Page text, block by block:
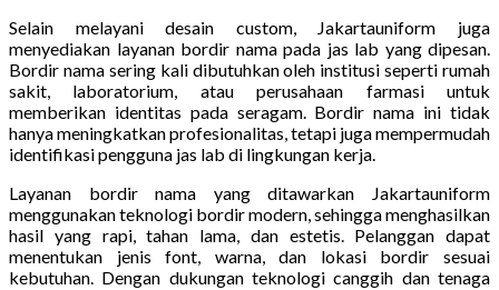
Selain melayani desain custom, Jakartauniform juga
menyediakan layanan bordir nama pada jas lab yang dipesan.
Bordir nama sering kali dibutuhkan oleh institusi seperti rumah
sakit, laboratorium, atau perusahaan farmasi untuk
memberikan identitas pada seragam. Bordir nama ini tidak
hanya meningkatkan profesionalitas, tetapi juga mempermudah
identifikasi pengguna jas lab di lingkungan kerja.
Layanan bordir nama yang ditawarkan Jakartauniform
menggunakan teknologi bordir modern, sehingga menghasilkan
hasil yang rapi, tahan lama, dan estetis. Pelanggan dapat
menentukan jenis font, warna, dan lokasi bordir sesuai
kebutuhan. Dengan dukungan teknologi canggih dan tenaga